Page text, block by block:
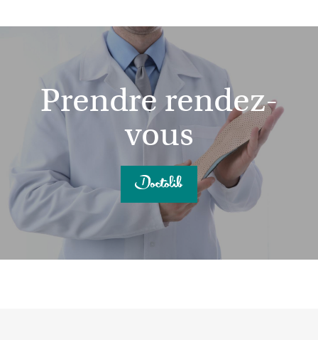
Prendre rendez-
vous